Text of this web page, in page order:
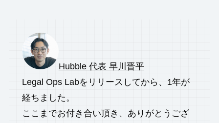
Hubble 代表 早川晋平
Legal Ops Labをリリースしてから、1年が
経ちました。
ここまでお付き合い頂き、ありがとうござ